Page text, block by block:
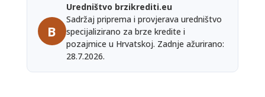
B
Uredništvo brzikrediti.eu
Sadržaj priprema i provjerava uredništvo
specijalizirano za brze kredite i
pozajmice u Hrvatskoj. Zadnje ažurirano:
28.7.2026.